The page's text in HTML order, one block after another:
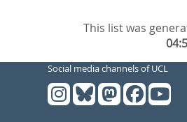
This list was
Social media channels of UCL